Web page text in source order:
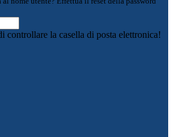
controllare la casella di posta elettronica!